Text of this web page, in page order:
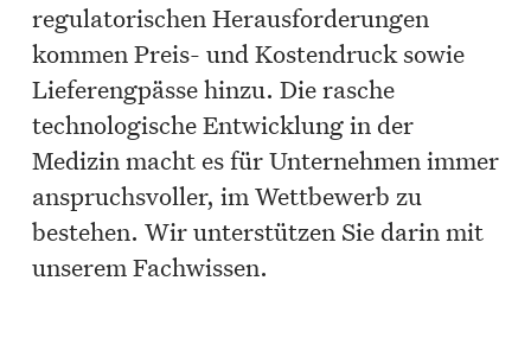
regulatorischen Herausforderungen
kommen Preis- und Kostendruck sowie
Lieferengpässe hinzu. Die rasche
technologische Entwicklung in der
Medizin macht es für Unternehmen immer
anspruchsvoller, im Wettbewerb zu
bestehen. Wir unterstützen Sie darin mit
unserem Fachwissen.